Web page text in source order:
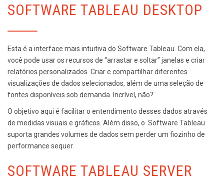
SOFTWARE TABLEAU DESKTOP
Esta é a interface mais intuitiva do Software Tableau. Com ela,
você pode usar os recursos de “arrastar e soltar” janelas e criar
relatórios personalizados. Criar e compartilhar diferentes
visualizações de dados selecionados, além de uma seleção de
fontes disponíveis sob demanda. Incrível, não?
O objetivo aqui é facilitar o entendimento desses dados através
de medidas visuais e gráficos. Além disso, o Software Tableau
suporta grandes volumes de dados sem perder um fiozinho de
performance sequer.
SOFTWARE TABLEAU SERVER